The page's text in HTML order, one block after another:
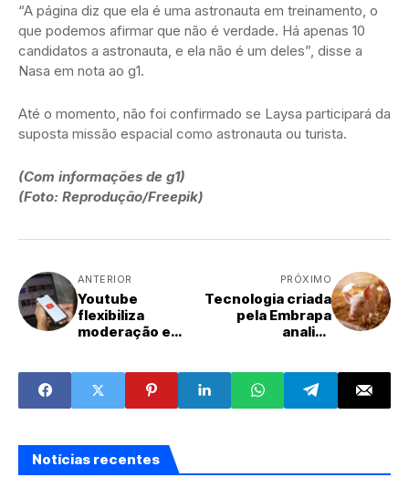
“A página diz que ela é uma astronauta em treinamento, o
que podemos afirmar que não é verdade. Há apenas 10
candidatos a astronauta, e ela não é um deles”, disse a
Nasa em nota ao g1.
Até o momento, não foi confirmado se Laysa participará da
suposta missão espacial como astronauta ou turista.
(Com informações de g1)
(Foto: Reprodução/Freepik)
ANTERIOR
Youtube
flexibiliza
moderação e
“interesse
público” que
violam diretrizes
PRÓXIMO
Tecnologia criada
pela Embrapa
analisa
Notícias recentes